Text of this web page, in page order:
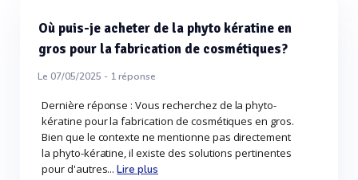
Où puis-je acheter de la phyto kératine en
gros pour la fabrication de cosmétiques?
Le 07/05/2025 - 1réponse
Dernière réponse : Vous recherchez de la phyto-
kératine pour la fabrication de cosmétiques en gros.
Bien que le contexte ne mentionne pas directement
la phyto-kératine, il existe des solutions pertinentes
pour d'autres...Lire plus